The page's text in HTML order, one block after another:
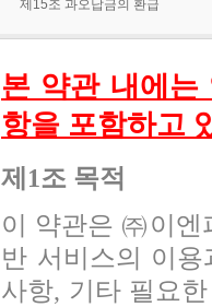
제15조 과오납금의 환급
본 약관 내에는
항을 포함하고
제 1조 목적
이 약관은 ㈜이엔
반 서비스의 이
사항, 기타 필요